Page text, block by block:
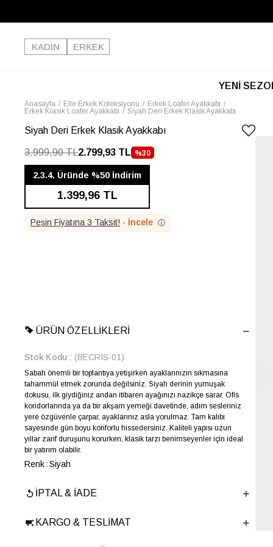
KADIN
ERKEK
YENİ
Anasayfa Elle Erkek Koleksiyonu
Erkek Loafer Ayakkabı
Erkek Klasik Loafer Ayakkabı
Siyah Deri Erkek Klasik Ayakkabı
Siyah Deri Erkek Klasik Ayakkabı
3.999,90 TL2.799,93 TL %30
İNDIRIM
2.3.4. Üründe %50 İndirim
1.399,96 TL
Peşin Fiyatına 3 Taksit! · İncele ⓘ
ÜRÜN ÖZELLIKLERI
Stok Kodu (BECRIS-01)
Sabah önemli bir toplantıya yetişirken ayaklarınızın sıkmasına
tahammül etmek zorunda değilsiniz. Siyah derinin yumuşak
dokusu, ilk giydiğiniz andan itibaren ayağınızı nazikçe sarar. Ofis
koridorlarında ya da bir akşam yemeği davetinde, adım sesleriniz
yere özgüvenle çarpar, ayaklarınız asla yorulmaz. Tam kalıbı
sayesinde gün boyu konforlu hissedersiniz. Kaliteli yapısı uzun
yıllar zarif duruşunu korurken, klasik tarzı benimseyenler için ideal
bir yatırım olabilir.
Renk Siyah
Marka
ELLE
İPTAL & İADE
KARGO & TESLIMAT